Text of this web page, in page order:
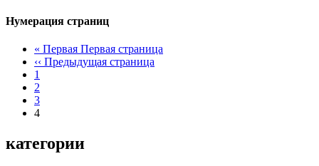
Нумерация страниц
« Первая Первая страница
‹‹ Предыдущая страница
1
2
3
4
категории